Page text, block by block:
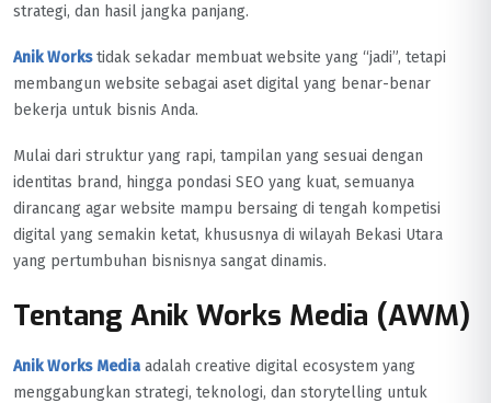
strategi, dan hasil jangka panjang.
Anik Workstidak sekadar membuat website yang “jadi”, tetapi
membangun website sebagai aset digital yang benar-benar
bekerja untuk bisnis Anda.
Mulai dari struktur yang rapi, tampilan yang sesuai dengan
identitas brand, hingga pondasi SEO yang kuat, semuanya
dirancang agar website mampu bersaing di tengah kompetisi
digital yang semakin ketat, khususnya di wilayah Bekasi Utara
yang pertumbuhan bisnisnya sangat dinamis.
Tentang Anik Works Media (AWM)
Anik Works Media adalah creative digital ecosystem yang
menggabungkan strategi, teknologi, dan storytelling untuk